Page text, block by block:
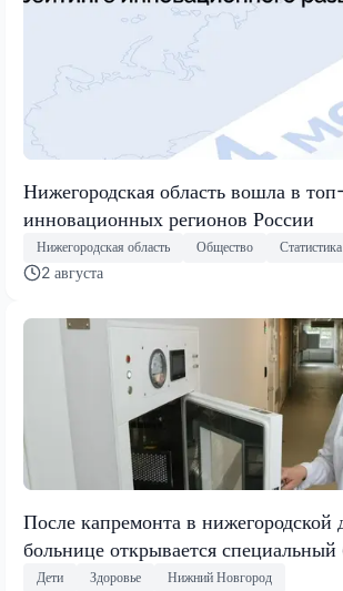
Нижегородская область вошла в
инновационных регионов России
Нижегородская область Общество Статистика
2 августа
После капремонта в нижегородской
больнице открывается специальный
Дети Здоровье Нижний Новгород